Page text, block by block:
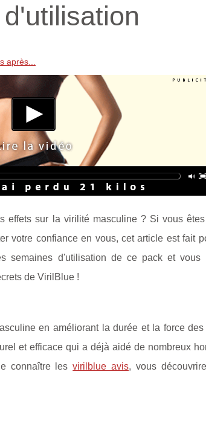
après...
effets sur la virilité masculine ? Si vous
votre confiance en vous, cet article est fait
semaines d'utilisation de ce pack et vous
de VirilBlue !
en améliorant la durée et la force
et efficace qui a déjà aidé de nombreux
connaître lesvirilblue avis, vous